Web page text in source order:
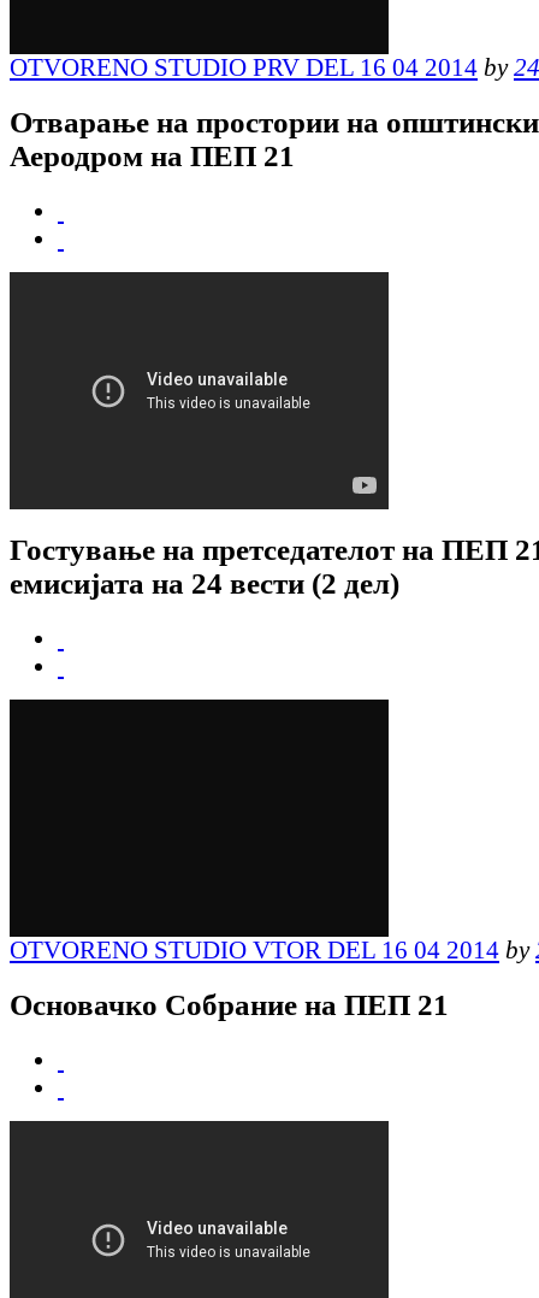
OTVORENO STUDIO PRV DEL 16 04 2014 by
Отварање на простории на
Аеродром на ПЕП 21
Гостување на претседателот на ПЕП
емисијата на 24 вести (2 дел)
OTVORENO STUDIO VTOR DEL 16 04 2014 by
Основачко Собрание на ПЕП 21